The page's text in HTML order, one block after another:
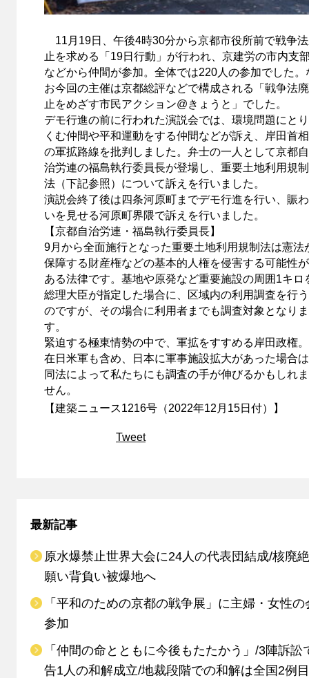
11月19日、午後4時30分から京都市役所前で戦争
止を求める「19日行動」が行われ、京建労の市内支
などから仲間が参加。全体では220人の参加でした。
お今回の主催は京都総評などで構成される「戦争法廃
止をめざす市民アクション@きょうと」でした。
デモ行進の前に行われた演説会では、環境問題にとり
くむ仲間や平和運動をする仲間などが訴え、岸田首相
の軍拡路線を批判しました。弁士の一人として京都自
治労連の福島執行委員長が登場し、重要土地利用規制
法（下記参照）について訴えを行いました。
演説会終了後は四条河原町までデモ行進を行い、賑わ
いを見せる河原町界隈で訴えを行いました。
【京都自治労連・福島執行委員長】
9月から全面施行となった重要土地利用規制法は憲法
保障する財産権などの基本的人権を侵害する可能性が
ある法律です。基地や原発など重要施設の周囲1キロ
総理大臣が指定した場合に、区域内の利用調査を行う
のですが、その場合に利用者までも調査対象となりま
す。
緊迫する極東情勢の中で、軍拡をすすめる岸田政権。
在日米軍も含め、日本に軍事施設拡大があった場合は
同法によって私たちにも調査の手が伸びるかもしれま
せん。
【建築ニュース1216号（2022年12月15日付）】
Tweet
最新記事
原水爆禁止世界大会に24人の代表団結成/核廃
願い背負い被爆地へ
「平和のための京都の戦争展」に主婦・女性の
参加
「仲間の命とともに今後もたたかう」/3陣訴訟
告1人の和解成立/地裁段階での和解は全国2例目